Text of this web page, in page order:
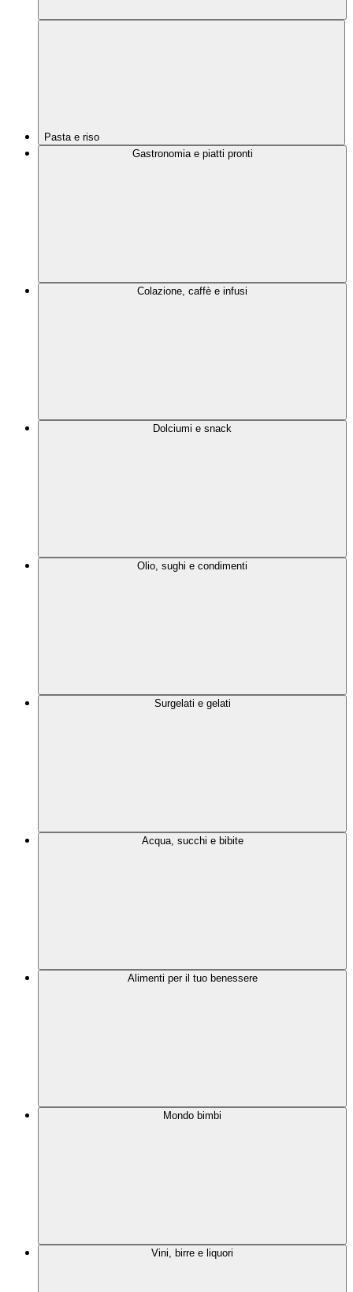
Pasta e riso
Gastronomia e piatti pronti
Colazione, caffè e infusi
Dolciumi e snack
Olio, sughi e condimenti
Surgelati e gelati
Acqua, succhi e bibite
Alimenti per il tuo benessere
Mondo bimbi
Vini, birre e liquori